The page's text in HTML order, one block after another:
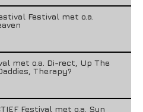
Festival met o.a.
met o.a. Di-rect, Up The
Therapy?
Festival met o.a. Sun